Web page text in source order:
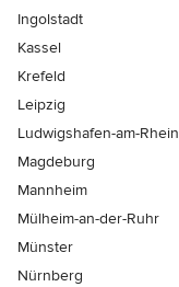
Ingolstadt
Kassel
Krefeld
Leipzig
Ludwigshafen-am-Rhein
Magdeburg
Mannheim
Mülheim-an-der-Ruhr
Münster
Nürnberg